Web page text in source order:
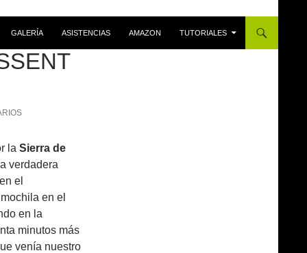
GALERÍA ASISTENCIAS AMAZON TUTORIALES
la Sierra de
verdadera
el
en el
en la
minutos más
venía nuestro